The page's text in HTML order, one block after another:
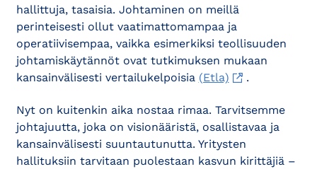
hallittuja, tasaisia. Johtaminen on meillä
perinteisesti ollut vaatimattomampaa ja
operatiivisempaa, vaikka esimerkiksi teollisuuden
johtamiskäytännöt ovat tutkimuksen mukaan
kansainvälisesti vertailukelpoisia (Etla) .
Nyt on kuitenkin aika nostaa rimaa. Tarvitsemme
johtajuutta, joka on visionääristä, osallistavaa ja
kansainvälisesti suuntautunutta. Yritysten
hallituksiin tarvitaan puolestaan kasvun kirittäjiä –